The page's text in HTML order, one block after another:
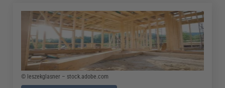
© leszekglasner – stock.adobe.com